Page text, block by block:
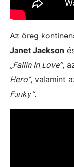
Az öreg
Janet Jackson
„Fallin In Love”,
Hero”, valamint
Funky”.